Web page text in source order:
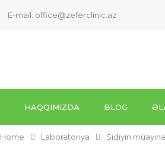
E-mail: office@zeferclinic.az
HAQQIMIZDA BLOG
Home Laboratoriya Sidiyin